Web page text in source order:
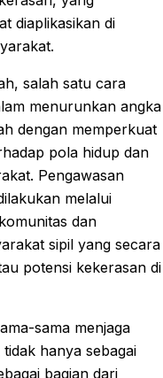
diaplikasikan di
salah satu cara
menurunkan angka
dengan memperkuat
pola hidup dan
Pengawasan
melalui
dan
sipil yang secara
potensi kekerasan di
sama menjaga
hanya sebagai
bagian dari